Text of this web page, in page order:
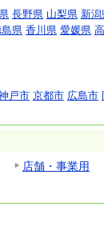
長野県 山梨県 新潟
県 香川県 愛媛県
戸市 京都市 広島市
店舗・事業用